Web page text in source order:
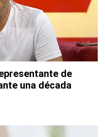
de
una década